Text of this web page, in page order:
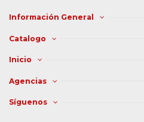
Información General
Catalogo
Inicio
Agencias
Síguenos